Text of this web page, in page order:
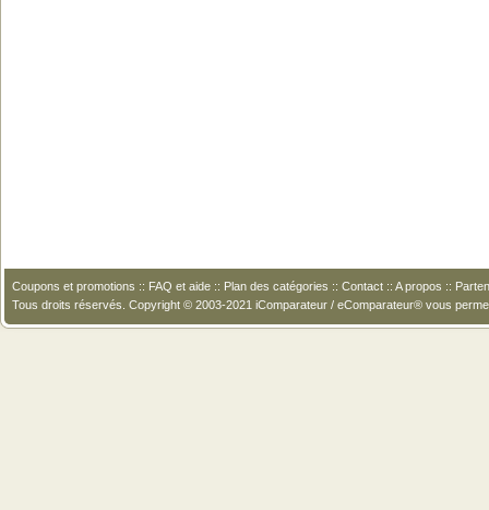
Coupons et promotions :: FAQ et aide :: Plan des catégories :: Contact :: A propos ::
Tous droits réservés. Copyright © 2003-2021 iComparateur / eComparateur® vous